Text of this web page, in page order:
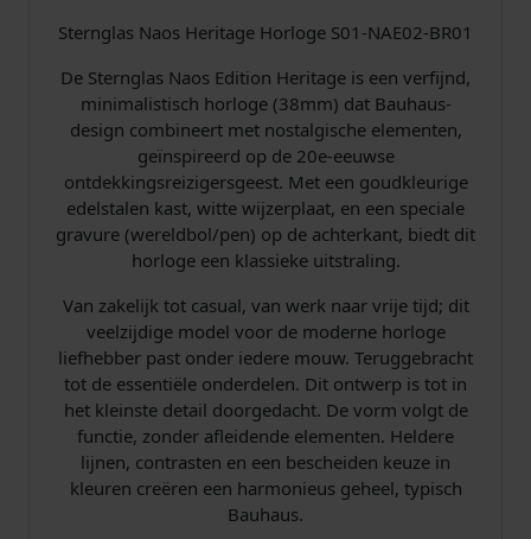
r
o
g
e
S
0
1
-
N
A
0
2
B
Sternglas Naos Heritage Horloge S01-NAE02-BR01
De Sternglas Naos Edition Heritage is een verfijnd,
minimalistisch horloge (38mm) dat Bauhaus-
design combineert met nostalgische elementen,
geïnspireerd op de 20e-eeuwse
ontdekkingsreizigersgeest. Met een goudkleurige
edelstalen kast, witte wijzerplaat, en een speciale
gravure (wereldbol/pen) op de achterkant, biedt dit
horloge een klassieke uitstraling.
Van zakelijk tot casual, van werk naar vrije tijd; dit
veelzijdige model voor de moderne horloge
liefhebber past onder iedere mouw. Teruggebracht
tot de essentiële onderdelen. Dit ontwerp is tot in
het kleinste detail doorgedacht. De vorm volgt de
functie, zonder afleidende elementen. Heldere
lijnen, contrasten en een bescheiden keuze in
kleuren creëren een harmonieus geheel, typisch
Bauhaus.